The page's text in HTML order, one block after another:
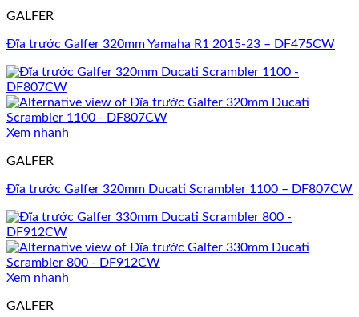
GALFER
Đĩa trước Galfer 320mm Yamaha R1 2015-23 – DF475CW
Xem nhanh
GALFER
Đĩa trước Galfer 320mm Ducati Scrambler 1100 – DF807CW
Xem nhanh
GALFER